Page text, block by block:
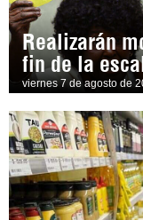
Realizarán
fin de la
viernes 7 de agosto de